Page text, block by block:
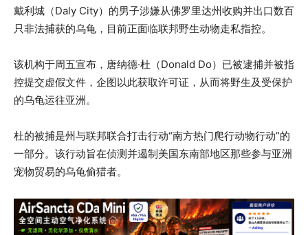
戴利城（Daly City）的男子涉嫌从佛罗里达州收购并出​​口数百
只非法捕获的乌龟，目前正面临联邦野生动物走私指控。
该机构于周五宣布，唐纳德·杜（Donald Do）已被逮捕并被指
控提交虚假文件，企图以此获取许可证，从而将野生及受保护
的乌龟运往亚洲。
杜的被捕是州与联邦联合打击行动“南方热门爬行动物行动”的
一部分。该行动旨在侦测并遏制美国东南部地区那些参与亚洲
宠物贸易的乌龟偷猎者。